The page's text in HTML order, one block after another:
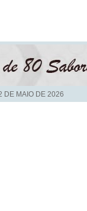
DE MAIO DE 2026